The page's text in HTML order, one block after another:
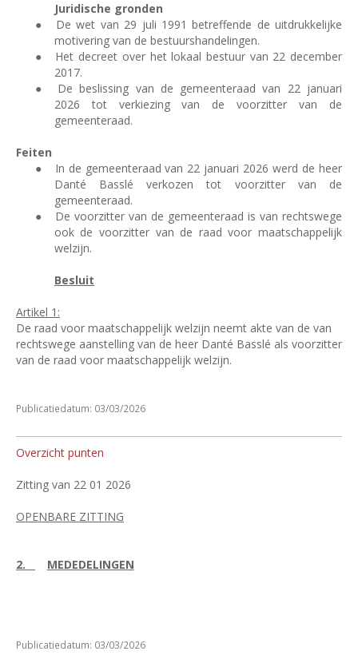
Juridische gronden
●
De wet van 29 juli 1991 betreffende de uitdrukkelijke
motivering van de bestuurshandelingen.
●
Het decreet over het lokaal bestuur van 22 december
2017.
●
De beslissing van de gemeenteraad van 22 januari
2026 tot verkiezing van de voorzitter van de
gemeenteraad.
Feiten
●
In de gemeenteraad van 22 januari 2026 werd de heer
Danté Basslé verkozen tot voorzitter van de
gemeenteraad.
●
De voorzitter van de gemeenteraad is van rechtswege
ook de voorzitter van de raad voor maatschappelijk
welzijn.
Besluit
Artikel 1:
De raad voor maatschappelijk welzijn neemt akte van de van
rechtswege aanstelling van de heer Danté Basslé als voorzitter
van de raad voor maatschappelijk welzijn.
Publicatiedatum: 03/03/2026
Overzicht punten
Zitting van 22 01 2026
OPENBARE ZITTING
2. MEDEDELINGEN
Publicatiedatum: 03/03/2026